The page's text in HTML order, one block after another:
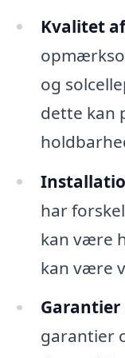
Kvalitet
og
dette kan
har
kan være
kan være
Garantier
garantier